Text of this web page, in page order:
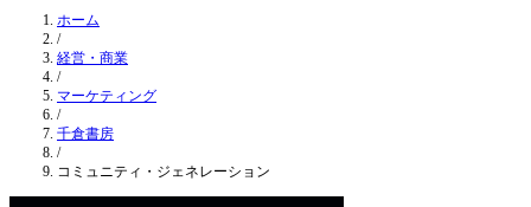
ホーム
/
経営・商業
/
マーケティング
/
千倉書房
/
コミュニティ・ジェネレーション